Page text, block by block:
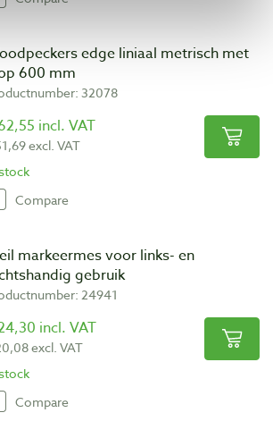
edge liniaal metrisch met
600 mm
32078
incl. VAT
excl. VAT
Compare
markeermes voor links- en
gebruik
24941
incl. VAT
excl. VAT
Compare